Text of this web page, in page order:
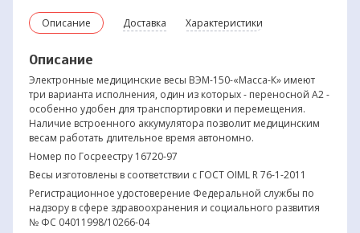
Описание Доставка Характеристики
Описание
Электронные медицинские весы ВЭМ-150-«Масса-К» имеют
три варианта исполнения, один из которых - переносной А2 -
особенно удобен для транспортировки и перемещения.
Наличие встроенного аккумулятора позволит медицинским
весам работать длительное время автономно.
Номер по Госреестру 16720-97
Весы изготовлены в соответствии с ГОСТ OIML R 76-1-2011
Регистрационное удостоверение Федеральной службы по
надзору в сфере здравоохранения и социального развития
№ ФС 04011998/10266-04